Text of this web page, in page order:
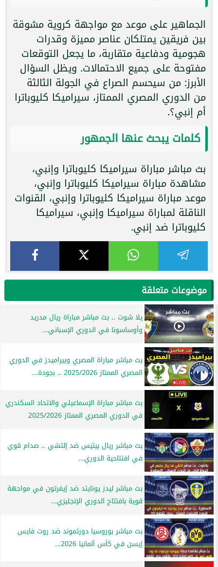
الجماهير على موعد مع مواجهة كروية مشوقة
بين فريقين يمتلكان عناصر مميزة وقدرات
هجومية ودفاعية متقاربة، ما يجعل التوقعات
مفتوحة على جميع الاحتمالات. ويظل السؤال
الأبرز: من سيحسم الصراع في الجولة الثالثة
من الدوري المصري الممتاز، سيراميكا كليوباترا
أم إنبي؟.
كلمات يبحث عنها الجمهور
بث مباشر مباراة سيراميكا كليوباترا وإنبي،
مشاهدة مباراة سيراميكا كليوباترا وإنبي،
موعد مباراة سيراميكا كليوباترا وإنبي، القنوات
الناقلة لمباراة سيراميكا وإنبي، سيراميكا
كليوباترا ضد إنبي.
موضوعات متعلقة
يلا شوت .. بث مباشر مباراة ريال مدريد
وأوساسونا في الدوري الإسباني...
بث مباشر مباراة المصري وبيراميدز في الدوري
المصري الممتاز 2025/2026 .. بجودة...
بث مباشر مباراة الإسماعيلي والاتحاد السكندري
في الدوري المصري الممتاز 2025/2026
بث مباشر ريال بيتيس ضد إلتشي .. صدام قوي
في افتتاحية الدوري...
بث مباشر ليدز يونايتد ضد إيفرتون في مواجهة
قوية بافتتاح الدوري الإنجليزي...
بث مباشر بوروسيا دورتموند ضد روت فايس
إيسن في كأس ألمانيا 2026...